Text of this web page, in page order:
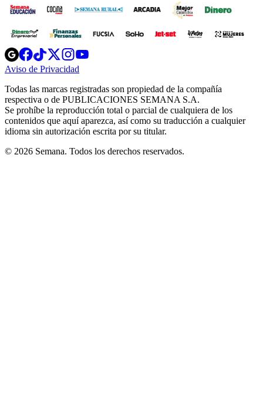
Opens
in
new
Opens
in
new
Opens
in
new
window
Opens
new
windowwindow
Aviso de Privacidad
new
window
Todas las marcas registradas son propiedad de la compañía
respectiva o de PUBLICACIONES SEMANA S.A.
Se prohíbe la reproducción total o parcial de cualquiera de los
contenidos que aquí aparezca, así como su traducción a cualquier
idioma sin autorización escrita por su titular.
© 2026 Semana. Todos los derechos reservados.